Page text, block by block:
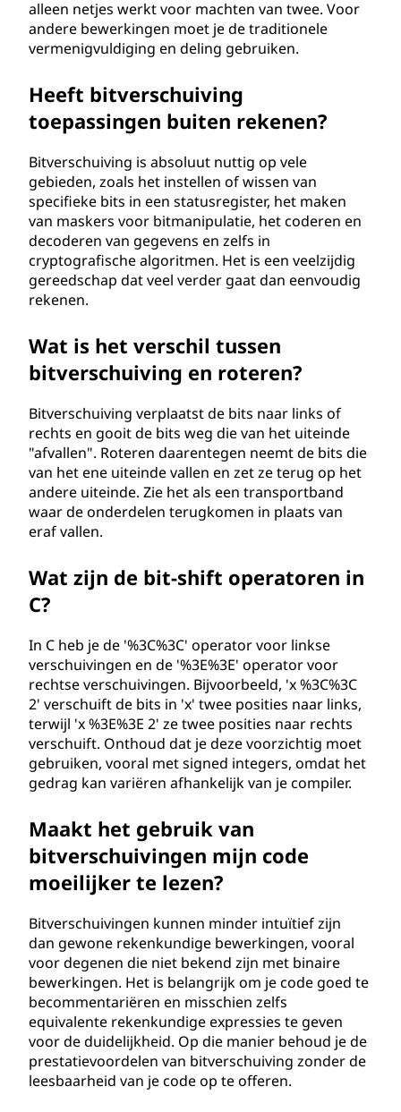
alleen netjes werkt voor machten van twee. Voor
andere bewerkingen moet je de traditionele
vermenigvuldiging en deling gebruiken.
Heeft bitverschuiving
toepassingen buiten rekenen?
Bitverschuiving is absoluut nuttig op vele
gebieden, zoals het instellen of wissen van
specifieke bits in een statusregister, het maken
van maskers voor bitmanipulatie, het coderen en
decoderen van gegevens en zelfs in
cryptografische algoritmen. Het is een veelzijdig
gereedschap dat veel verder gaat dan eenvoudig
rekenen.
Wat is het verschil tussen
bitverschuiving en roteren?
Bitverschuiving verplaatst de bits naar links of
rechts en gooit de bits weg die van het uiteinde
"afvallen". Roteren daarentegen neemt de bits die
van het ene uiteinde vallen en zet ze terug op het
andere uiteinde. Zie het als een transportband
waar de onderdelen terugkomen in plaats van
eraf vallen.
Wat zijn de bit-shift operatoren in
C?
In C heb je de '%3C%3C' operator voor linkse
verschuivingen en de '%3E%3E' operator voor
rechtse verschuivingen. Bijvoorbeeld, 'x %3C%3C
2' verschuift de bits in 'x' twee posities naar links,
terwijl 'x %3E%3E 2' ze twee posities naar rechts
verschuift. Onthoud dat je deze voorzichtig moet
gebruiken, vooral met signed integers, omdat het
gedrag kan variëren afhankelijk van je compiler.
Maakt het gebruik van
bitverschuivingen mijn code
moeilijker te lezen?
Bitverschuivingen kunnen minder intuïtief zijn
dan gewone rekenkundige bewerkingen, vooral
voor degenen die niet bekend zijn met binaire
bewerkingen. Het is belangrijk om je code goed te
becommentariëren en misschien zelfs
equivalente rekenkundige expressies te geven
voor de duidelijkheid. Op die manier behoud je de
prestatievoordelen van bitverschuiving zonder de
leesbaarheid van je code op te offeren.